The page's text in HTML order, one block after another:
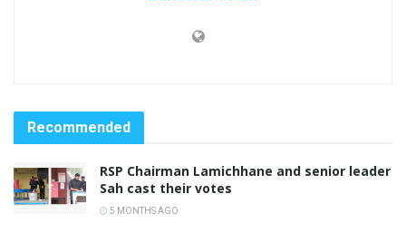
Recommended
RSP Chairman Lamichhane and senior leader
Sah cast their votes
5 MONTHS AGO